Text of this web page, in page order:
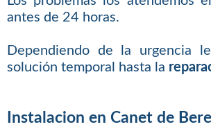
antes de 24 horas.
Dependiendo de la urgencia
solución temporal hasta la
Instalacion en Canet de